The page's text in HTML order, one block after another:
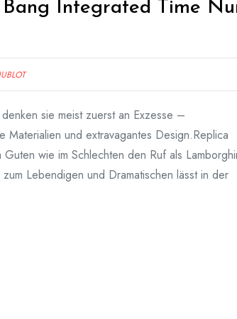
Integrated Time
sie meist zuerst an Exzesse –
Materialien und extravagantes Design.Replica
wie im Schlechten den Ruf als
Lebendigen und Dramatischen lässt in der